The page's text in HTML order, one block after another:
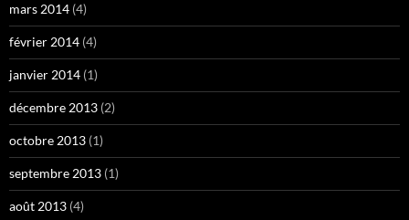
mars 2014 (4)
février 2014 (4)
janvier 2014 (1)
décembre 2013 (2)
octobre 2013 (1)
septembre 2013 (1)
août 2013 (4)